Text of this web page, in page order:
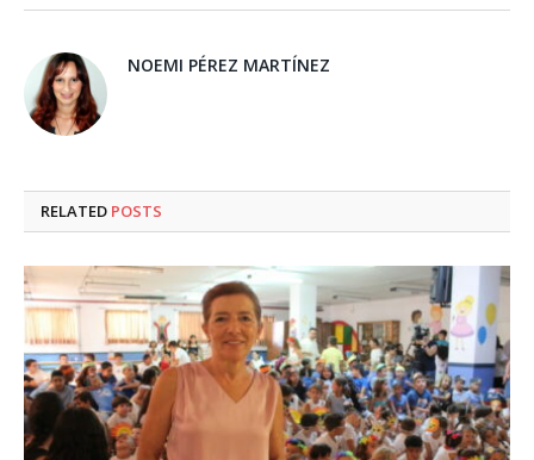
NOEMI PÉREZ MARTÍNEZ
RELATED POSTS